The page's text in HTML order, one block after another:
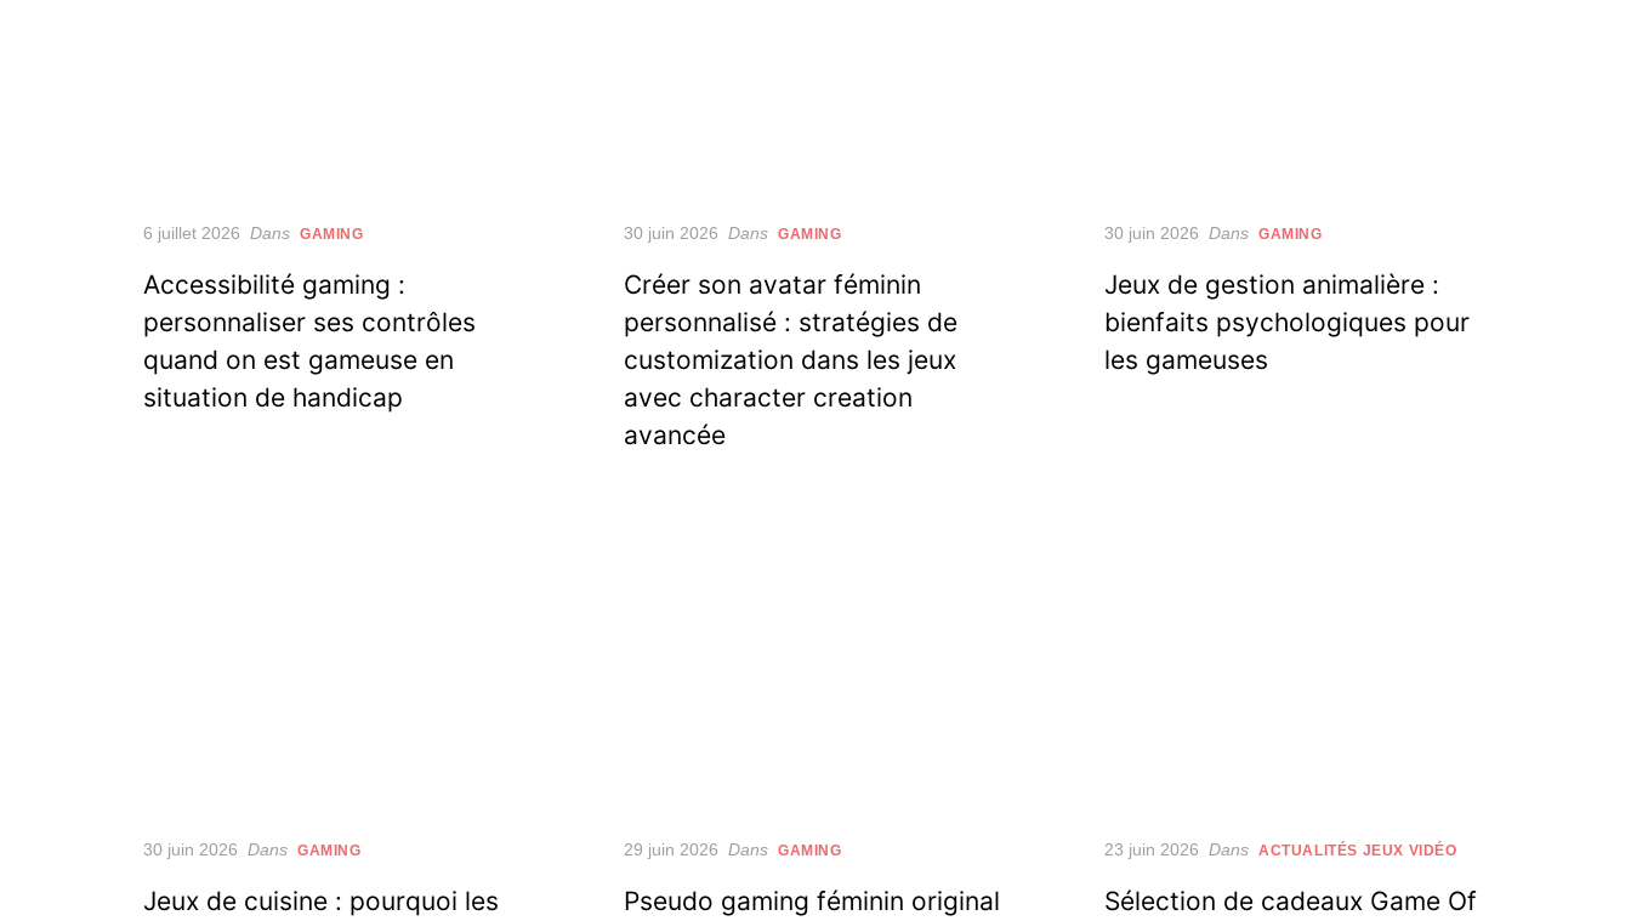
Posted
6 juillet 2026 Dans GAMING
Accessibilité gaming :
personnaliser ses contrôles
quand on est gameuse en
situation de handicap
Posted
30 juin 2026 Dans GAMING
Créer son avatar féminin
personnalisé : stratégies de
customization dans les jeux
avec character creation
avancée
Posted
30 juin 2026 Dans GAMING
Jeux de gestion animalière :
bienfaits psychologiques pour
les gameuses
Posted
30 juin 2026 Dans GAMING
Jeux de cuisine : pourquoi les
Posted
29 juin 2026 Dans GAMING
Pseudo gaming féminin original
Posted
23 juin 2026 Dans ACTUALITÉS JEUX VIDÉO
Sélection de cadeaux Game Of